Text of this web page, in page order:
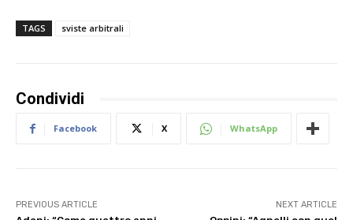
TAGS sviste arbitrali
Condividi
Facebook X WhatsApp
PREVIOUS ARTICLE NEXT ARTICLE